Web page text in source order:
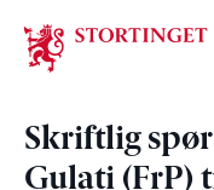
Stortinget.no
Skriftlig
Gulati (FrP)